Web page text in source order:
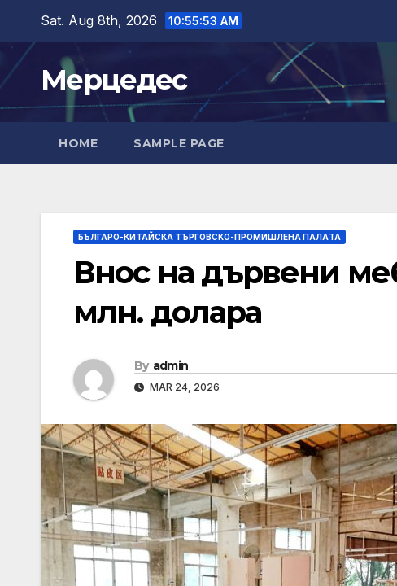
content
Sat. Aug 8th, 2026 10:55:54 AM
Мерцедес
HOME SAMPLE PAGE
БЪЛГАРО-КИТАЙСКА ТЪРГОВСКО-ПРОМИШЛЕНА ПАЛAТА
Внос на дървени
млн. долара
By admin
MAR 24, 2026